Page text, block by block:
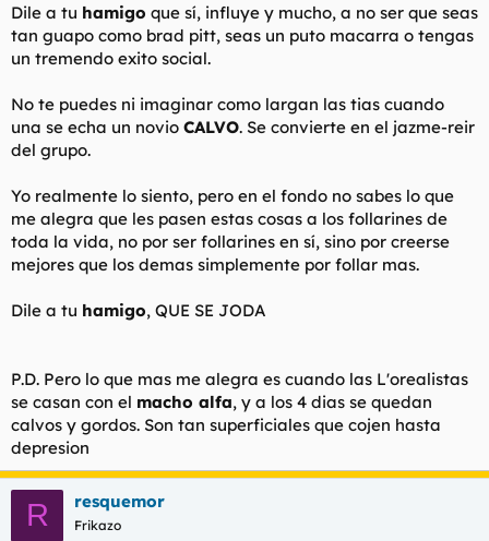
Dile a tu hamigo que sí, influye y mucho, a no ser que seas
tan guapo como brad pitt, seas un puto macarra o tengas
un tremendo exito social.
No te puedes ni imaginar como largan las tias cuando
una se echa un novio CALVO. Se convierte en el jazme-reir
del grupo.
Yo realmente lo siento, pero en el fondo no sabes lo que
me alegra que les pasen estas cosas a los follarines de
toda la vida, no por ser follarines en sí, sino por creerse
mejores que los demas simplemente por follar mas.
Dile a tu hamigo, QUE SE JODA
P.D. Pero lo que mas me alegra es cuando las L'orealistas
se casan con el macho alfa, y a los 4 dias se quedan
calvos y gordos. Son tan superficiales que cojen hasta
depresion
R resquemor
Frikazo